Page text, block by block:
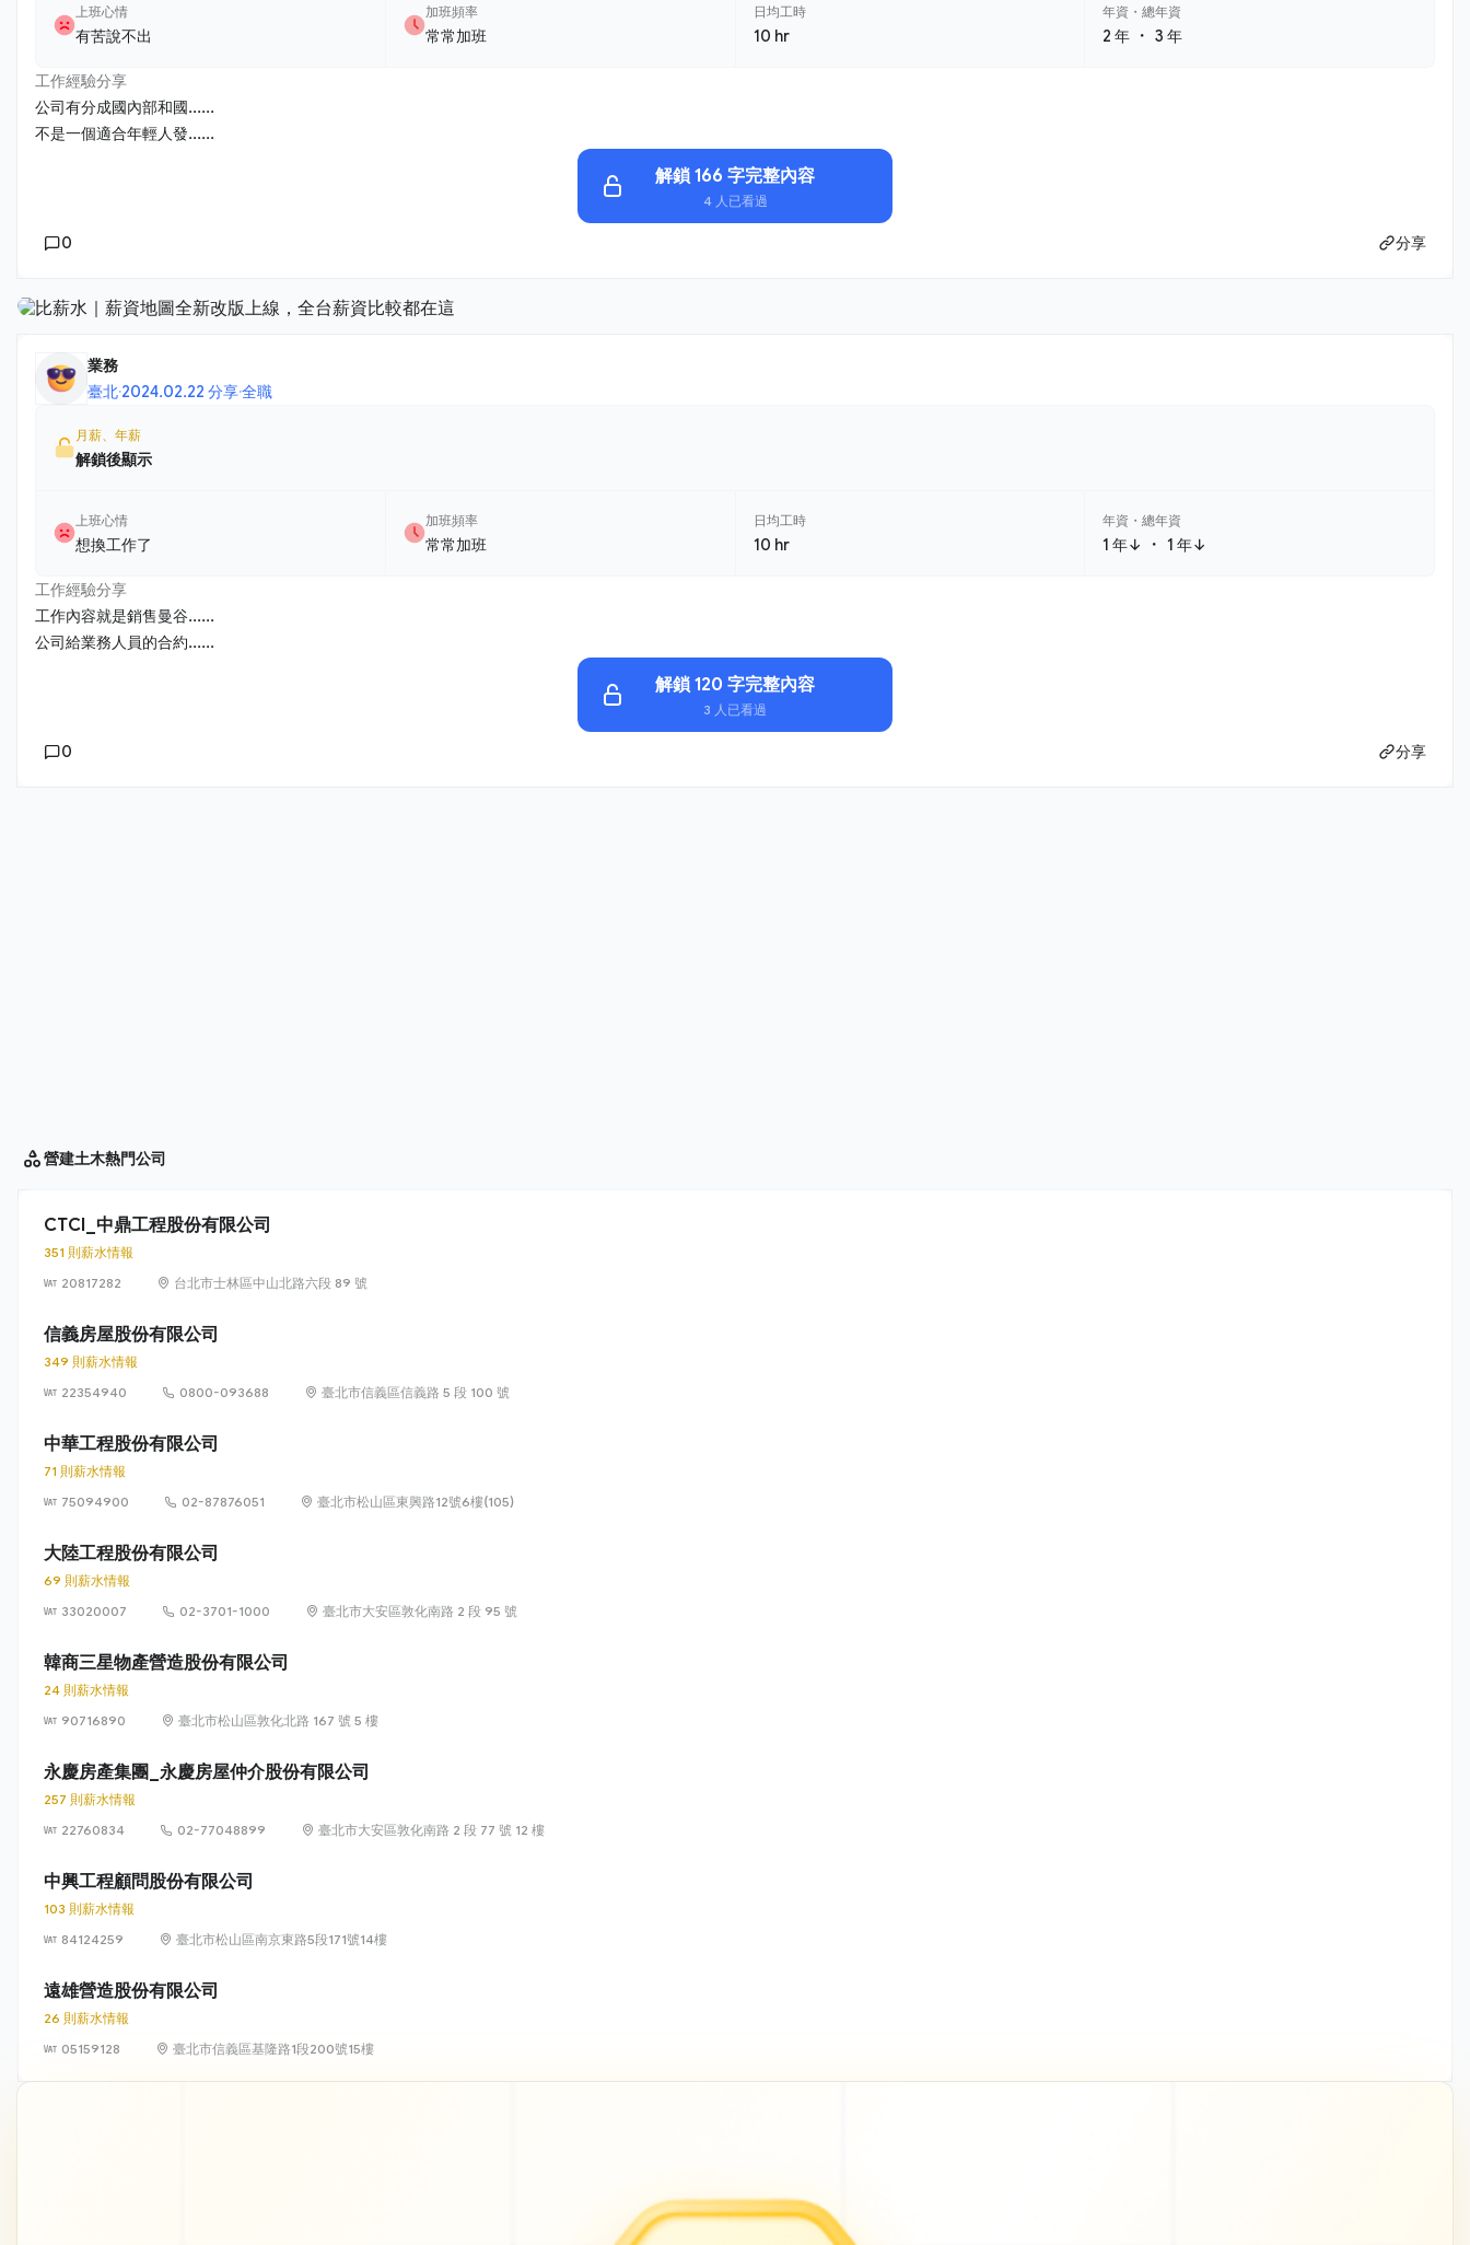
上班心情
有苦說不出
加班頻率
常常加班
日均工時
10 hr
年資・總年資
2 年 ・3 年
工作經驗分享
公司有分成國內部和國......
不是一個適合年輕人發......
解鎖 166 字完整內容
4 人已看過
0 分享
業務
臺北·2024.02.22 分享·全職
月薪、年薪
解鎖後顯示
上班心情
想換工作了
加班頻率
常常加班
日均工時
10 hr
年資・總年資
1 年↓ ・1 年↓
工作經驗分享
工作內容就是銷售曼谷......
公司給業務人員的合約......
解鎖 120 字完整內容
3 人已看過
0 分享
營建土木熱門公司
CTCI_中鼎工程股份有限公司
351 則薪水情報
20817282
台北市士林區中山北路六段 89 號
信義房屋股份有限公司
349 則薪水情報
22354940
0800-093688 臺北市信義區信義路 5 段 100 號
中華工程股份有限公司
71 則薪水情報
75094900
02-87876051 臺北市松山區東興路12號6樓(105)
大陸工程股份有限公司
69 則薪水情報
33020007
02-3701-1000 臺北市大安區敦化南路 2 段 95 號
韓商三星物產營造股份有限公司
24 則薪水情報
90716890
臺北市松山區敦化北路 167 號 5 樓
永慶房產集團_永慶房屋仲介股份有限公司
257 則薪水情報
22760834
02-77048899 臺北市大安區敦化南路 2 段 77 號 12 樓
中興工程顧問股份有限公司
103 則薪水情報
84124259
臺北市松山區南京東路5段171號14樓
遠雄營造股份有限公司
26 則薪水情報
05159128
臺北市信義區基隆路1段200號15樓